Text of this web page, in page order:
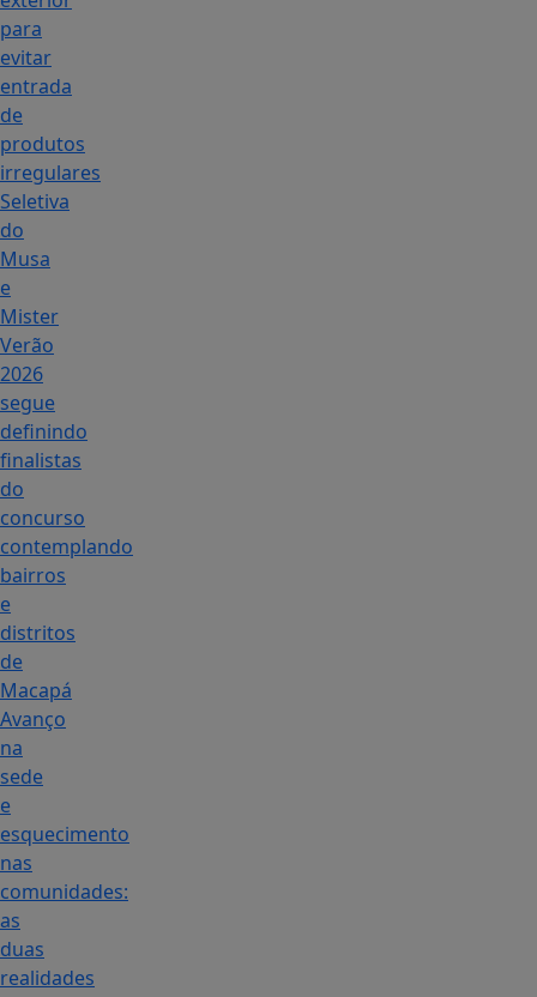
para
evitar
entrada
de
produtos
irregulares
Seletiva
do
Musa
e
Mister
Verão
2026
segue
definindo
finalistas
do
concurso
contemplando
bairros
e
distritos
de
Macapá
Avanço
na
sede
e
esquecimento
nas
comunidades:
as
duas
realidades